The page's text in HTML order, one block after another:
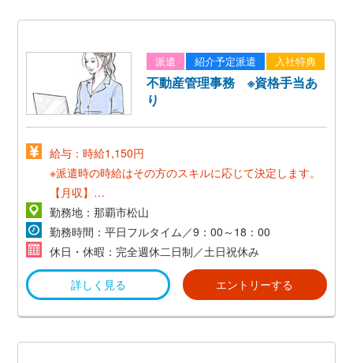
派遣 紹介予定派遣 入社特典
不動産管理事務 ※資格手当あ
り
給与：時給1,150円
※派遣時の時給はその方のスキルに応じて決定します。
【月収】
時給1,150円×8時間×20日＝184,000円～＋交通費
勤務地：那覇市松山
勤務時間：平日フルタイム／9：00～18：00
休日・休暇：完全週休二日制／土日祝休み
詳しく見る エントリーする